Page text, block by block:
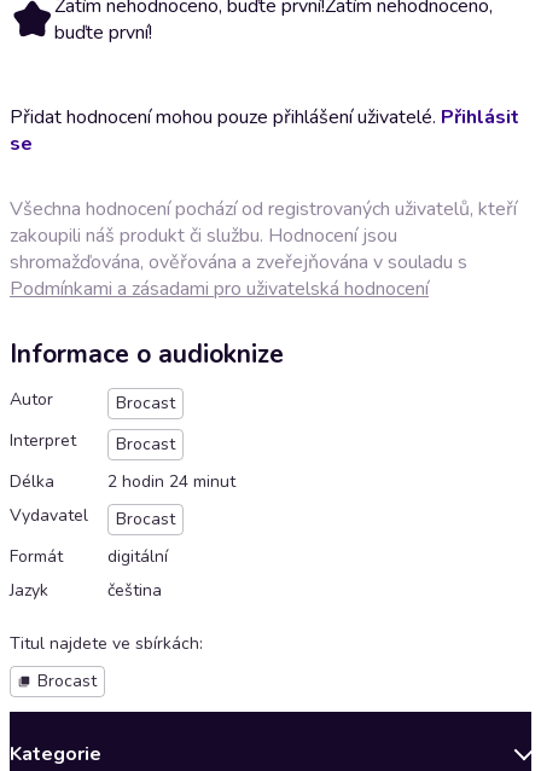
Zatím nehodnoceno, buďte první!Zatím nehodnoceno,
buďte první!
Přidat hodnocení mohou pouze přihlášení uživatelé. Přihlásit
se
Všechna hodnocení pochází od registrovaných uživatelů, kteří
zakoupili náš produkt či službu. Hodnocení jsou
shromažďována, ověřována a zveřejňována v souladu s
Podmínkami a zásadami pro uživatelská hodnocení
Informace o audioknize
Autor
Brocast
Interpret
Brocast
Délka
2 hodin 24 minut
Vydavatel
Brocast
Formát
digitální
Jazyk
čeština
Titul najdete ve sbírkách:
Brocast
Kategorie